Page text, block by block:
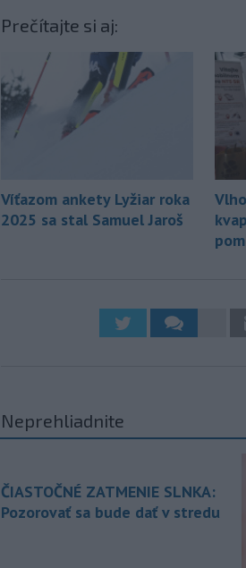
Prečítajte si aj:
Víťazom ankety Lyžiar roka
2025 sa stal Samuel Jaroš
Neprehliadnite
ČIASTOČNÉ ZATMENIE SLNKA:
Pozorovať sa bude dať v stredu